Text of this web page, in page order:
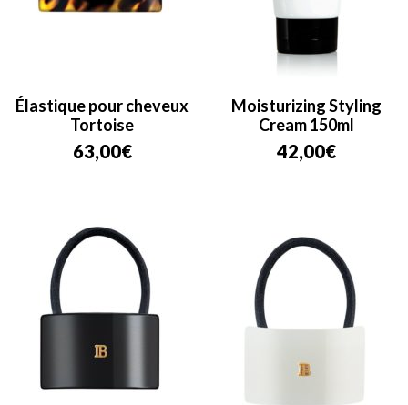
Élastique pour cheveux
Tortoise
63,00€
Moisturizing Styling
Cream 150ml
42,00€